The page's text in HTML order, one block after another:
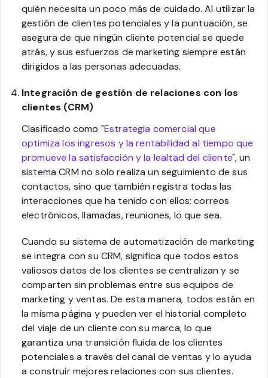
quién necesita un poco más de cuidado. Al utilizar la
gestión de clientes potenciales y la puntuación, se
asegura de que ningún cliente potencial se quede
atrás, y sus esfuerzos de marketing siempre están
dirigidos a las personas adecuadas.
Integración de gestión de relaciones con los
clientes (CRM)
Clasificado como "Estrategia comercial que
optimiza los ingresos y la rentabilidad al tiempo que
promueve la satisfacción y la lealtad del cliente", un
sistema CRM no solo realiza un seguimiento de sus
contactos, sino que también registra todas las
interacciones que ha tenido con ellos: correos
electrónicos, llamadas, reuniones, lo que sea.
Cuando su sistema de automatización de marketing
se integra con su CRM, significa que todos estos
valiosos datos de los clientes se centralizan y se
comparten sin problemas entre sus equipos de
marketing y ventas. De esta manera, todos están en
la misma página y pueden ver el historial completo
del viaje de un cliente con su marca, lo que
garantiza una transición fluida de los clientes
potenciales a través del canal de ventas y lo ayuda
a construir mejores relaciones con sus clientes.